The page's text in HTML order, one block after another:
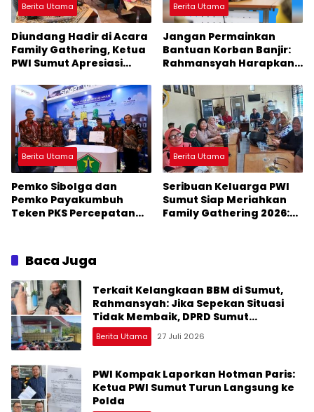
Berita Utama
Diundang Hadir di Acara
Family Gathering, Ketua
PWI Sumut Apresiasi
Belawan
Berita Utama
Jangan Permainkan
Bantuan Korban Banjir:
Rahmansyah Harapkan
Masinton
Berita Utama
Pemko Sibolga dan
Pemko Payakumbuh
Teken PKS Percepatan
Berita Utama
Seribuan Keluarga PWI
Sumut Siap Meriahkan
Family Gathering 2026:
Baca Juga
Terkait Kelangkaan BBM di Sumut,
Rahmansyah: Jika Sepekan Situasi
Tidak Membaik, DPRD Sumut
Keluarkan Rekomendasi
Berita Utama 27 Juli 2026
PWI Kompak Laporkan Hotman Paris:
Ketua PWI Sumut Turun Langsung ke
Polda